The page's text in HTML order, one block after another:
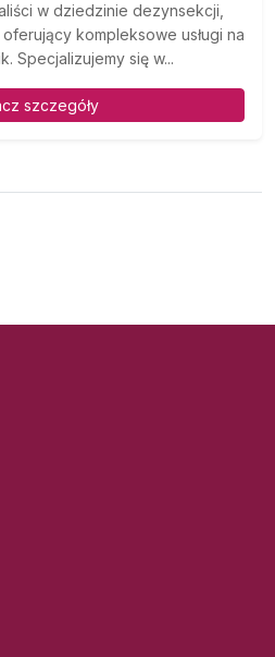
w dziedzinie dezynsekcji,
kompleksowe usługi na
Specjalizujemy się w...
szczegóły